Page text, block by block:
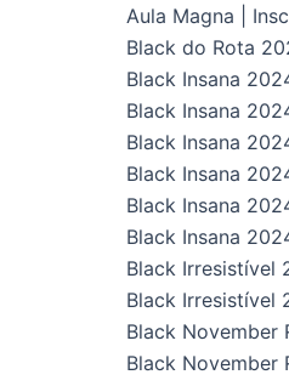
Aula Magna |
Black do Rota
Black Insana
Black Insana
Black Insana
Black Insana
Black Insana
Black Insana
Black Irresistível
Black Irresistível
Black November
Black November